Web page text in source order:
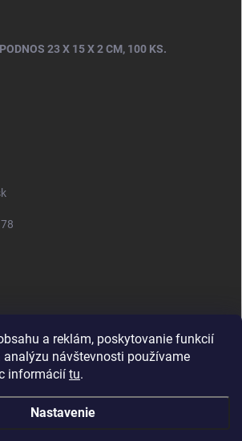
a reklám, poskytovanie funkcií
návštevnosti používame
informácií tu.
Nastavenie
23 X 15 X 2 CM, 100 KS.
shops have logic. SALELOGICS